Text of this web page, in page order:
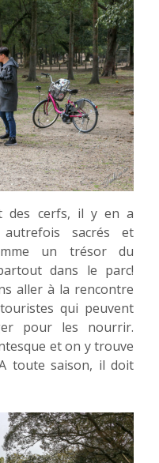
des cerfs, il y en a
autrefois sacrés et
un trésor du
dans le parc!
aller à la rencontre
qui peuvent
pour les nourrir.
et on y trouve
toute saison, il doit